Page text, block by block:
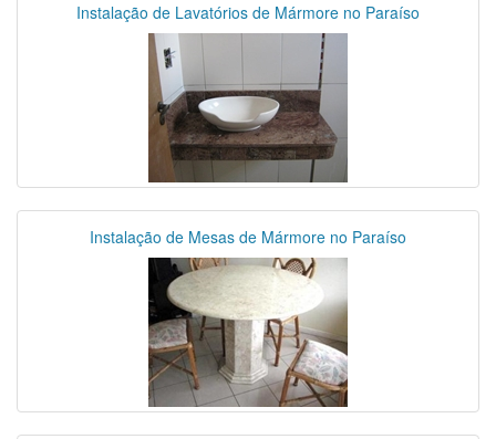
Instalação de Lavatórios de Mármore no Paraíso
Instalação de Mesas de Mármore no Paraíso